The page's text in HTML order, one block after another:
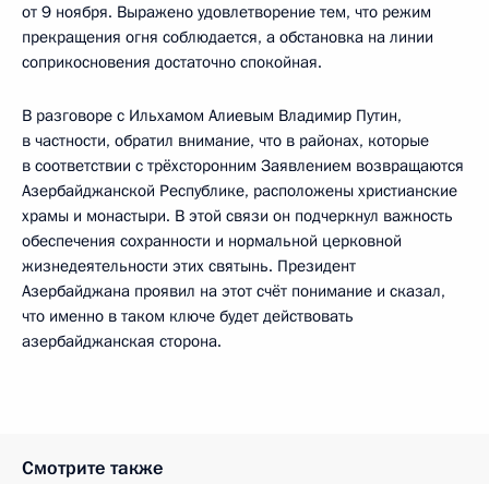
от 9 ноября. Выражено удовлетворение тем, что режим
прекращения огня соблюдается, а обстановка на линии
соприкосновения достаточно спокойная.
В разговоре с Ильхамом Алиевым Владимир Путин,
в частности, обратил внимание, что в районах, которые
в соответствии с трёхсторонним Заявлением возвращаются
Азербайджанской Республике, расположены христианские
храмы и монастыри. В этой связи он подчеркнул важность
обеспечения сохранности и нормальной церковной
жизнедеятельности этих святынь. Президент
Азербайджана проявил на этот счёт понимание и сказал,
что именно в таком ключе будет действовать
азербайджанская сторона.
Смотрите также